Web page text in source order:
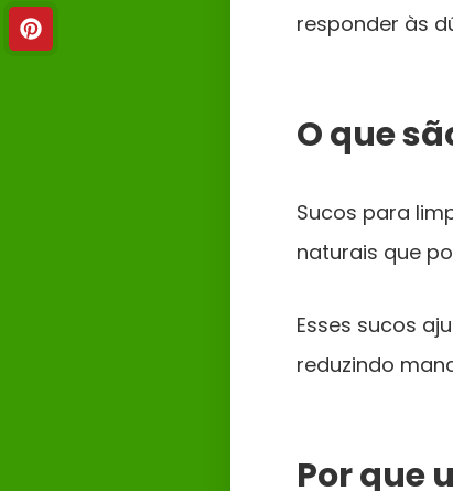
responder às
O que
Sucos para
naturais que
Esses sucos
reduzindo
Por que